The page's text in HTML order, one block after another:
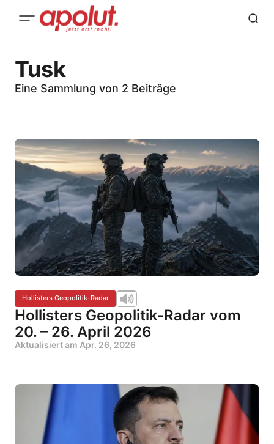
Tusk
Eine Sammlung von 2 Beiträge
Hollisters Geopolitik-Radar
Hollisters Geopolitik-Radar vom
20. – 26. April 2026
Aktualisiert am Apr. 26, 2026